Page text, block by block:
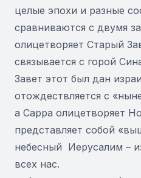
целые эпохи и разные
сравниваются с двумя
олицетворяет Старый
связывается с горой
Завет этот был дан
отождествляется с
а Сарра олицетворяет
представляет собой
небесный Иерусалим –
всех нас.